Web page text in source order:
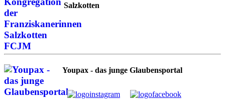
Salzkotten
Youpax - das junge Glaubensportal